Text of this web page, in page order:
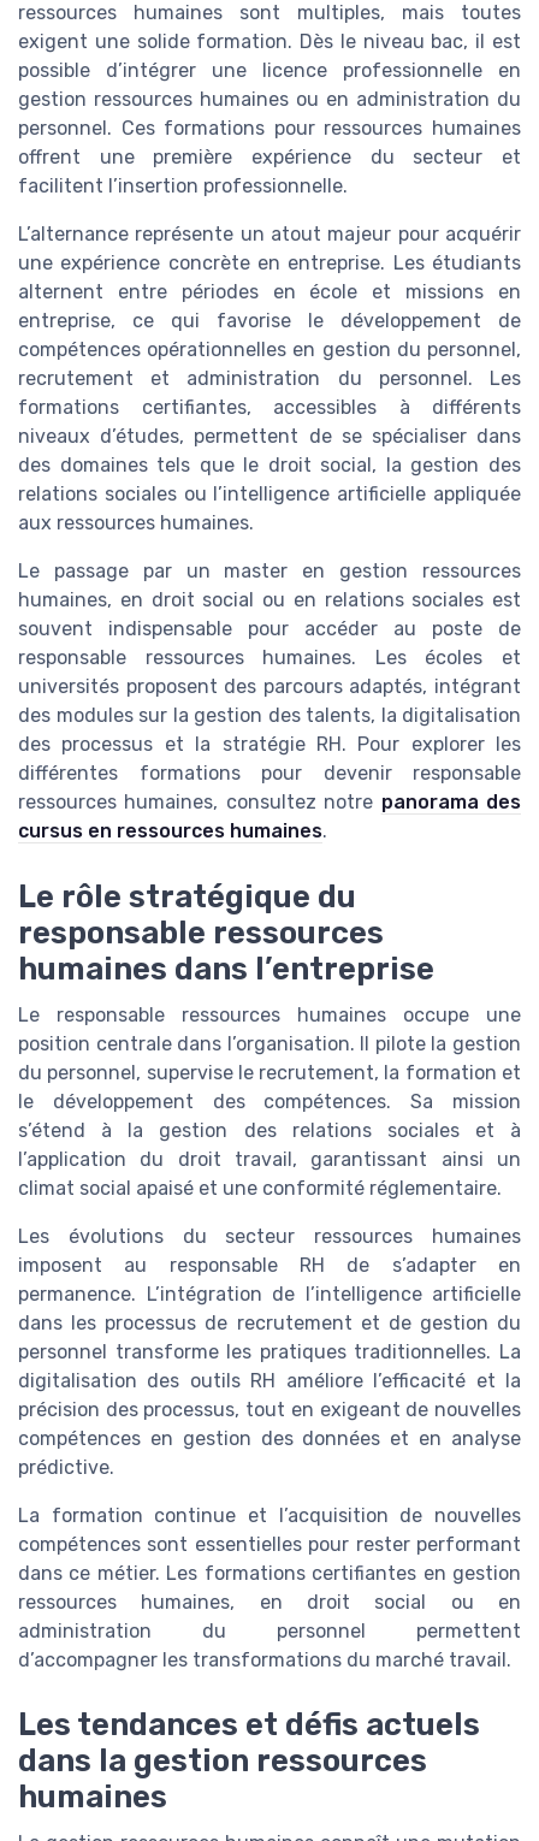
ressources humaines sont multiples, mais toutes
exigent une solide formation. Dès le niveau bac, il est
possible d’intégrer une licence professionnelle en
gestion ressources humaines ou en administration du
personnel. Ces formations pour ressources humaines
offrent une première expérience du secteur et
facilitent l’insertion professionnelle.
L’alternance représente un atout majeur pour acquérir
une expérience concrète en entreprise. Les étudiants
alternent entre périodes en école et missions en
entreprise, ce qui favorise le développement de
compétences opérationnelles en gestion du personnel,
recrutement et administration du personnel. Les
formations certifiantes, accessibles à différents
niveaux d’études, permettent de se spécialiser dans
des domaines tels que le droit social, la gestion des
relations sociales ou l’intelligence artificielle appliquée
aux ressources humaines.
Le passage par un master en gestion ressources
humaines, en droit social ou en relations sociales est
souvent indispensable pour accéder au poste de
responsable ressources humaines. Les écoles et
universités proposent des parcours adaptés, intégrant
des modules sur la gestion des talents, la digitalisation
des processus et la stratégie RH. Pour explorer les
différentes formations pour devenir responsable
ressources humaines, consultez notre panorama des
cursus en ressources humaines.
Le rôle stratégique du
responsable ressources
humaines dans l’entreprise
Le responsable ressources humaines occupe une
position centrale dans l’organisation. Il pilote la gestion
du personnel, supervise le recrutement, la formation et
le développement des compétences. Sa mission
s’étend à la gestion des relations sociales et à
l’application du droit travail, garantissant ainsi un
climat social apaisé et une conformité réglementaire.
Les évolutions du secteur ressources humaines
imposent au responsable RH de s’adapter en
permanence. L’intégration de l’intelligence artificielle
dans les processus de recrutement et de gestion du
personnel transforme les pratiques traditionnelles. La
digitalisation des outils RH améliore l’efficacité et la
précision des processus, tout en exigeant de nouvelles
compétences en gestion des données et en analyse
prédictive.
La formation continue et l’acquisition de nouvelles
compétences sont essentielles pour rester performant
dans ce métier. Les formations certifiantes en gestion
ressources humaines, en droit social ou en
administration du personnel permettent
d’accompagner les transformations du marché travail.
Les tendances et défis actuels
dans la gestion ressources
humaines